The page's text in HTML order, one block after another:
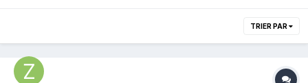
TRIER PAR